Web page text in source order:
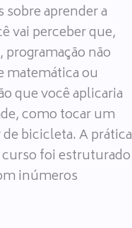
aprender a
vai perceber que,
não
ou
que você aplicaria
como tocar um
bicicleta. A prática
curso foi estruturado
inúmeros